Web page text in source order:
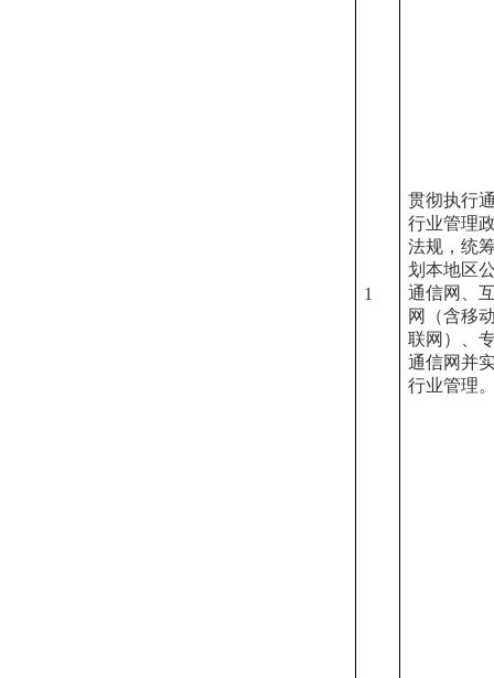
1
贯彻执行
行业管理
法规，统
划本地区
通信网、
网（含移
联网）、
通信网并
行业管理